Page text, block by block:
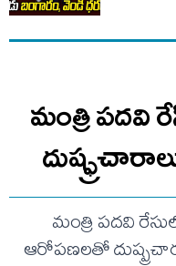
మంత్రి పదవి
మంత్రి పదవి
ఆరోపణలతో